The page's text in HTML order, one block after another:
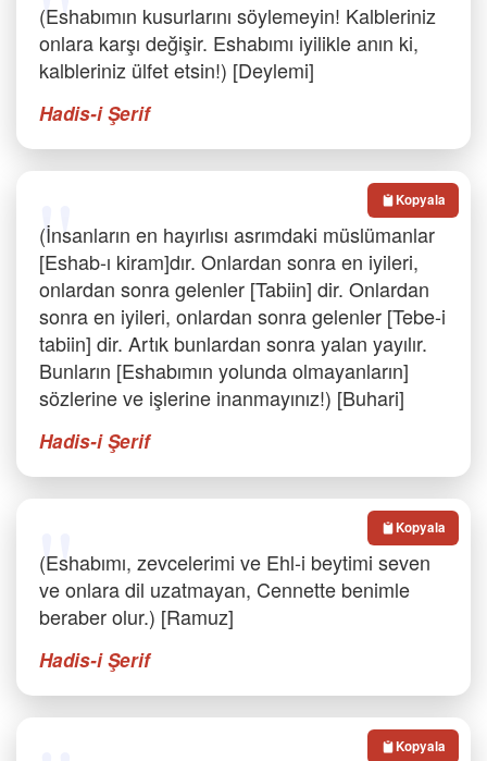
(Eshabımın kusurlarını söylemeyin! Kalbleriniz
onlara karşı değişir. Eshabımı iyilikle anın ki,
kalbleriniz ülfet etsin!) [Deylemi]
Hadis-i Şerif
(İnsanların en hayırlısı asrımdaki müslümanlar
[Eshab-ı kiram]dır. Onlardan sonra en iyileri,
onlardan sonra gelenler [Tabiin] dir. Onlardan
sonra en iyileri, onlardan sonra gelenler [Tebe-i
tabiin] dir. Artık bunlardan sonra yalan yayılır.
Bunların [Eshabımın yolunda olmayanların]
sözlerine ve işlerine inanmayınız!) [Buhari]
Hadis-i Şerif
Kopyala
(Eshabımı, zevcelerimi ve Ehl-i beytimi seven
ve onlara dil uzatmayan, Cennette benimle
beraber olur.) [Ramuz]
Hadis-i Şerif
Kopyala
Kopyala